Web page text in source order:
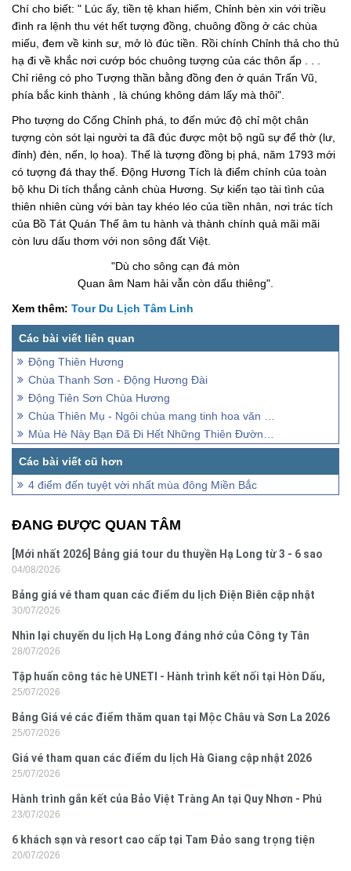
Chí cho biết: " Lúc ấy, tiền tệ khan hiếm, Chỉnh bèn xin với triều
đình ra lệnh thu vét hết tượng đồng, chuông đồng ở các chùa
miếu, đem về kinh sư, mở lò đúc tiền. Rồi chính Chỉnh thả cho thủ
hạ đi về khắc nơi cướp bóc chuông tượng của các thôn ấp . . .
Chỉ riêng có pho Tượng thần bằng đồng đen ở quán Trấn Vũ,
phía bắc kinh thành , là chúng không dám lấy mà thôi".
Pho tượng do Cống Chỉnh phá, to đến mức độ chỉ một chân
tượng còn sót lại người ta đã đúc được một bộ ngũ sự để thờ (lư,
đỉnh) đèn, nến, lọ hoa). Thế là tượng đồng bị phá, năm 1793 mới
có tượng đá thay thế. Ðộng Hương Tích là điểm chính của toàn
bộ khu Di tích thắng cảnh chùa Hương. Sự kiến tạo tài tình của
thiên nhiên cùng với bàn tay khéo léo của tiền nhân, nơi trác tích
của Bồ Tát Quán Thế âm tu hành và thành chính quả mãi mãi
còn lưu dấu thơm với non sông đất Việt.
"Dù cho sông cạn đá mòn
Quan âm Nam hải vẫn còn dấu thiêng".
Xem thêm: Tour Du Lịch Tâm Linh
Động Thiên Hương
Chùa Thanh Sơn - Động Hương Đài
Động Tiên Sơn Chùa Hương
Chùa Thiên Mụ - Ngôi chùa mang tinh hoa văn hoá Huế
Mùa Hè Này Bạn Đã Đi Hết Những Thiên Đường Biển Đảo Này Chưa
4 điểm đến tuyệt vời nhất mùa đông Miền Bắc
ĐANG ĐƯỢC QUAN TÂM
[Mới nhất 2026] Bảng giá tour du thuyền Hạ Long từ 3 - 6 sao
04/08/2026
Bảng giá vé tham quan các điểm du lịch Điện Biên cập nhật
2026
30/07/2026
Nhìn lại chuyến du lịch Hạ Long đáng nhớ của Công ty Tân
Hưng 2026
28/07/2026
Tập huấn công tác hè UNETI - Hành trình kết nối tại Hòn Dấu,
Đồ Sơn
25/07/2026
Bảng Giá vé các điểm thăm quan tại Mộc Châu và Sơn La 2026
25/07/2026
Giá vé tham quan các điểm du lịch Hà Giang cập nhật 2026
25/07/2026
Hành trình gắn kết của Bảo Việt Tràng An tại Quy Nhơn - Phú
Yên
23/07/2026
6 khách sạn và resort cao cấp tại Tam Đảo sang trọng tiện
nghi
20/07/2026